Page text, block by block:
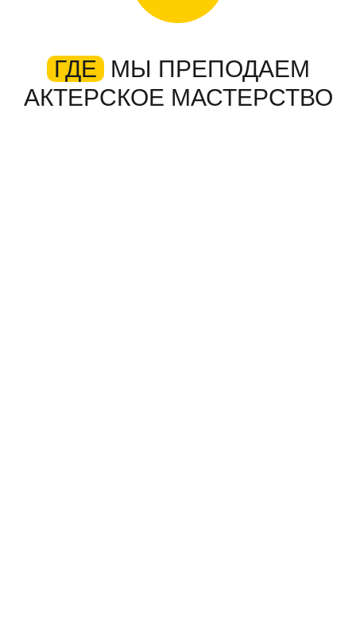
ГДЕ МЫ ПРЕПОДАЕМ
АКТЕРСКОЕ МАСТЕРСТВО